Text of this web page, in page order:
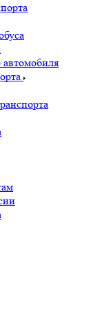
автомобиля